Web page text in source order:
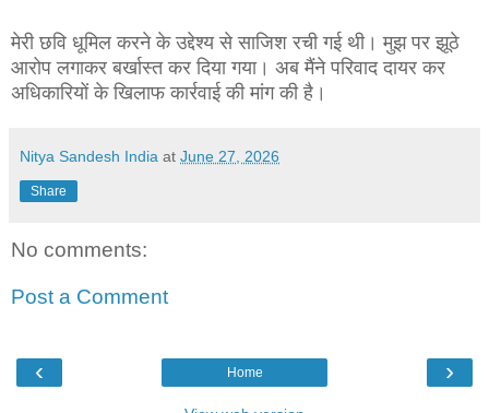
मेरी छवि धूमिल करने के उद्देश्य से साजिश रची गई थी। मुझ पर झूठे
आरोप लगाकर बर्खास्त कर दिया गया। अब मैंने परिवाद दायर कर
अधिकारियों के खिलाफ कार्रवाई की मांग की है।
Nitya Sandesh India at June 27, 2026
Share
No comments:
Post a Comment
‹ ›
Home